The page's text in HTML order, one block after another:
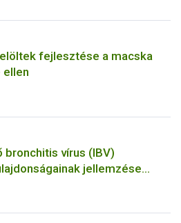
fejlesztése a macska
ellen
vírus (IBV)
jellemzése
biológiai eszközökkel